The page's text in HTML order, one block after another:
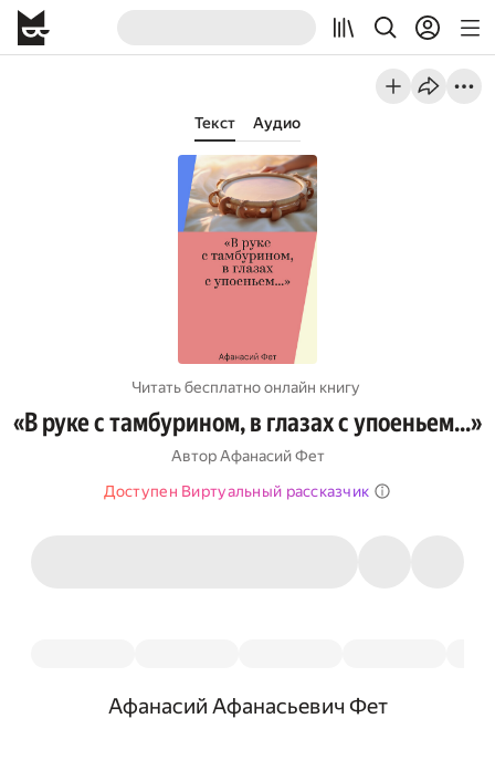
Текст Аудио
Читать бесплатно онлайн книгу
«В руке с тамбурином, в глазах с упоеньем…»
Автор Афанасий Фет
Доступен Виртуальный рассказчик
Афанасий Афанасьевич Фет